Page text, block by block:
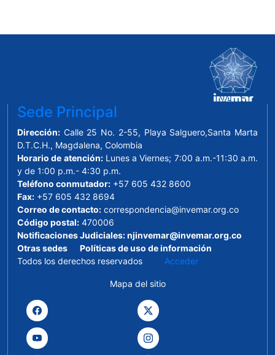
Sede Principal
Dirección: Calle 25 No. 2-55, Playa Salguero,Santa Marta
D.T.C.H., Magdalena, Colombia
Horario de atención:Lunes a Viernes; 7:00 a.m.-11:30 a.m.
y de 1:00 p.m.- 4:30 p.m.
Teléfono conmutador: +57 605 432 8600
Fax: +57 605 432 8694
Correo de contacto: correspondencia@invemar.org.co
Código postal: 470006
Notificaciones Judiciales:njinvemar@invemar.org.co
Otras sedes
Políticas de uso de información
Todos los derechos reservados Acceder
Mapa del sitio